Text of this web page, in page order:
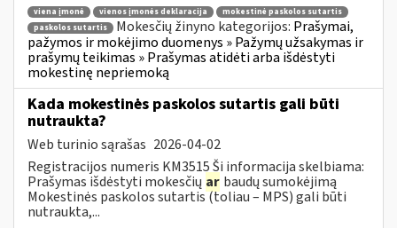
viena įmonė vienos įmonės deklaracija
mokestinė paskolos sutartis
paskolos sutartis
Mokesčių žinyno kategorijos: Prašymai,
pažymos ir mokėjimo duomenys » Pažymų užsakymas ir
prašymų teikimas » Prašymas atidėti arba išdėstyti
mokestinę nepriemoką
Kada mokestinės paskolos sutartis gali būti
nutraukta?
Web turinio sąrašas 2026-04-02
Registracijos numeris KM3515 Ši informacija skelbiama:
Prašymas išdėstyti mokesčių ar baudų sumokėjimą
Mokestinės paskolos sutartis (toliau – MPS) gali būti
nutraukta,...